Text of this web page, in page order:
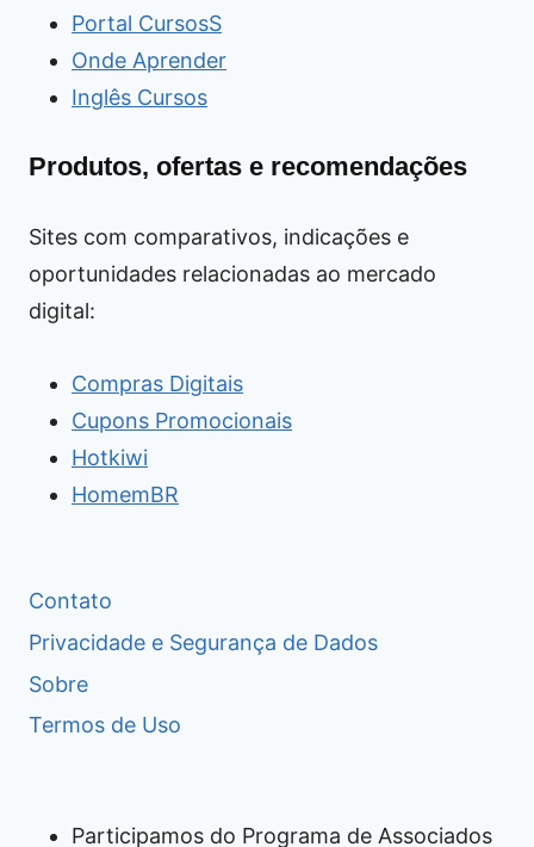
Portal CursosS
Onde Aprender
Inglês Cursos
Produtos, ofertas e recomendações
Sites com comparativos, indicações e
oportunidades relacionadas ao mercado
digital:
Compras Digitais
Cupons Promocionais
Hotkiwi
HomemBR
Contato
Privacidade e Segurança de Dados
Sobre
Termos de Uso
Participamos do Programa de Associados